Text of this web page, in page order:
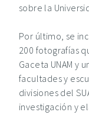
sobre la
Por último, se
200 fotografías
Gaceta UNAM y
facultades y
divisiones del
investigación y